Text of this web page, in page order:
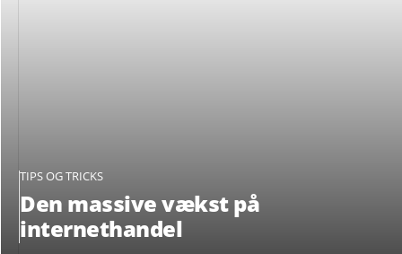
TIPS OG TRICKS
Den massive vækst på
internethandel